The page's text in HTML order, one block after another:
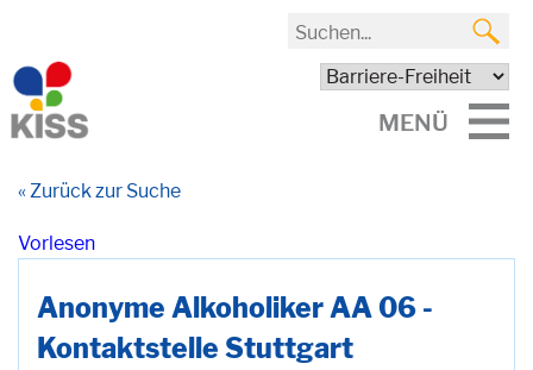
MENÜ
« Zurück zur Suche
Vorlesen
Anonyme Alkoholiker AA 06 -
Kontaktstelle Stuttgart